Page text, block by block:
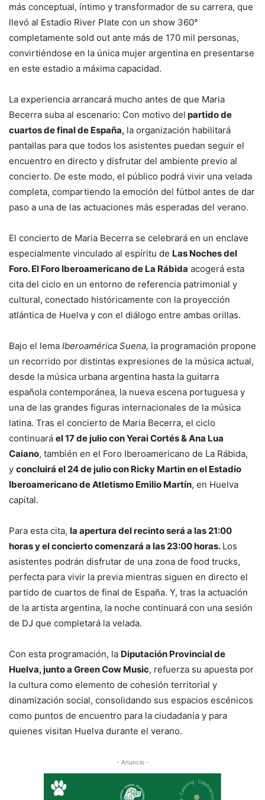
más conceptual, íntimo y transformador de su carrera, que
llevó al Estadio River Plate con un show 360°
completamente sold out ante más de 170 mil personas,
convirtiéndose en la única mujer argentina en presentarse
en este estadio a máxima capacidad.
La experiencia arrancará mucho antes de que Maria
Becerra suba al escenario: Con motivo del partido de
cuartos de final de España, la organización habilitará
pantallas para que todos los asistentes puedan seguir el
encuentro en directo y disfrutar del ambiente previo al
concierto. De este modo, el público podrá vivir una velada
completa, compartiendo la emoción del fútbol antes de dar
paso a una de las actuaciones más esperadas del verano.
El concierto de Maria Becerra se celebrará en un enclave
especialmente vinculado al espíritu de Las Noches del
Foro. El Foro Iberoamericano de La Rábida acogerá esta
cita del ciclo en un entorno de referencia patrimonial y
cultural, conectado históricamente con la proyección
atlántica de Huelva y con el diálogo entre ambas orillas.
Bajo el lema Iberoamérica Suena, la programación propone
un recorrido por distintas expresiones de la música actual,
desde la música urbana argentina hasta la guitarra
española contemporánea, la nueva escena portuguesa y
una de las grandes figuras internacionales de la música
latina. Tras el concierto de Maria Becerra, el ciclo
continuará el 17 de julio con Yerai Cortés & Ana Lua
Caiano, también en el Foro Iberoamericano de La Rábida,
y concluirá el 24 de julio con Ricky Martin en el Estadio
Iberoamericano de Atletismo Emilio Martín, en Huelva
capital.
Para esta cita, la apertura del recinto será a las 21:00
horas y el concierto comenzará a las 23:00 horas. Los
asistentes podrán disfrutar de una zona de food trucks,
perfecta para vivir la previa mientras siguen en directo el
partido de cuartos de final de España. Y, tras la actuación
de la artista argentina, la noche continuará con una sesión
de DJ que completará la velada.
Con esta programación, la Diputación Provincial de
Huelva, junto a Green Cow Music, refuerza su apuesta por
la cultura como elemento de cohesión territorial y
dinamización social, consolidando sus espacios escénicos
como puntos de encuentro para la ciudadanía y para
quienes visitan Huelva durante el verano.
- Anuncio -